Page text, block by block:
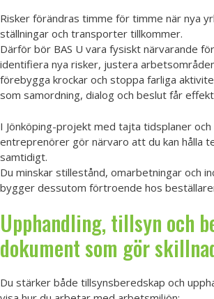
Risker förändras timme för timme när nya
ställningar och transporter tillkommer.
Därför bör BAS U vara fysiskt närvarande
identifiera nya risker, justera
förebygga krockar och stoppa farliga
som samordning, dialog och beslut får
I Jönköping-projekt med tajta tidsplaner och
entreprenörer gör närvaro att du kan hålla
samtidigt.
Du minskar stillestånd, omarbetningar och
bygger dessutom förtroende hos
Upphandling, tillsyn och
dokument som gör
Du stärker både tillsynsberedskap och